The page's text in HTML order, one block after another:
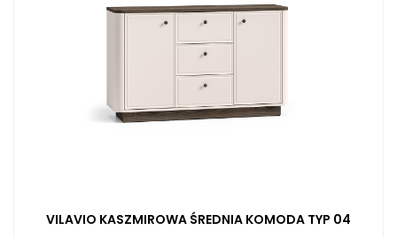
VILAVIO KASZMIROWA ŚREDNIA KOMODA TYP 04